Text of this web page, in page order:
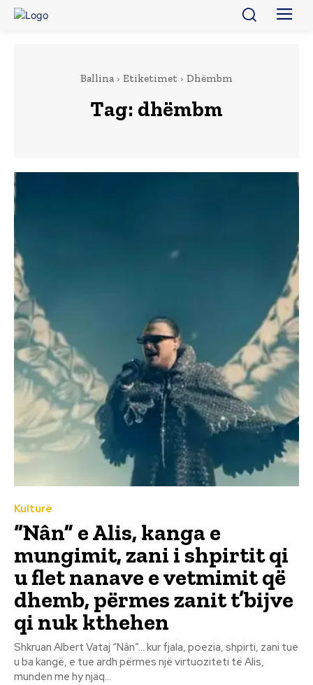
Ballina Etiketimet Dhëmbm
Tag: dhëmbm
Kulturë
“Nân” e Alis, kanga e
mungimit, zani i shpirtit qi
u flet nanave e vetmimit që
dhemb, përmes zanit t’bijve
qi nuk kthehen
Shkruan Albert Vataj “Nân”... kur fjala, poezia, shpirti, zani tue
u ba kangë, e tue ardh përmes një virtuoziteti të Alis,
munden me hy njaq...